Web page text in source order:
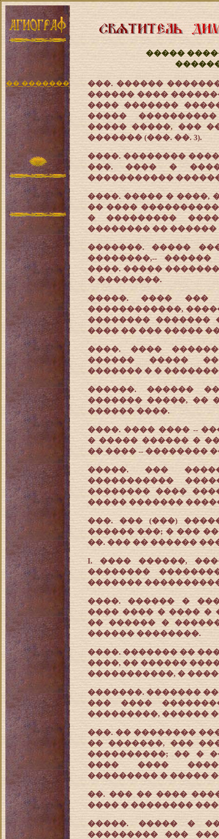
�� �������
�����
���. ������
������ ����
���� �������
�����
����� �����, ���
������� (���. ��. 3).
����. ��������
���. ���� �
�����������
����. ����� � ����,
�� ����
� ���������
�������� ��
�������. �����
��������,--
����. �����
� ��������.
�����. ���� ���
������������,
�������� �������
���� �� ��� �����
����. ����
������ �����
������� � �
������. ������
������� �����, ��
������ ����.
����. ���� ���� --
� ����� ������ �
�� ���� -- ��������
�����. ���
�����������
�������� ����
����� �������
���. ��� (���)
������ ���; � ���
��. ��� �� ������
I. ���� ������,
��������
�������
����. ������ �
���� ���� � ���� �
�� ������ �
������ ��������.
����. ������� ��
����, �� ������
�����������, �
�������. �������
��� ����
���������, ������
���. �� ��������
�� �������, ���
����������; �� �
���� ���� ����
��������� � �����
��. ��� �� ����
���� � ��������
�����. ����� �
��������� ���